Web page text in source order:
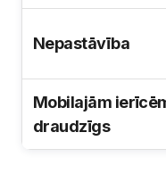
Nepastāvība
Mobilajām
draudzīgs